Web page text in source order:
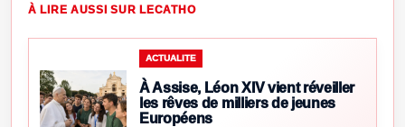
À LIRE AUSSI SUR LECATHO
ACTUALITE
À Assise, Léon XIV vient réveiller
les rêves de milliers de jeunes
Européens